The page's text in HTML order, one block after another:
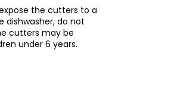
the cutters to a
dishwasher, do not
cutters may be
under 6 years.